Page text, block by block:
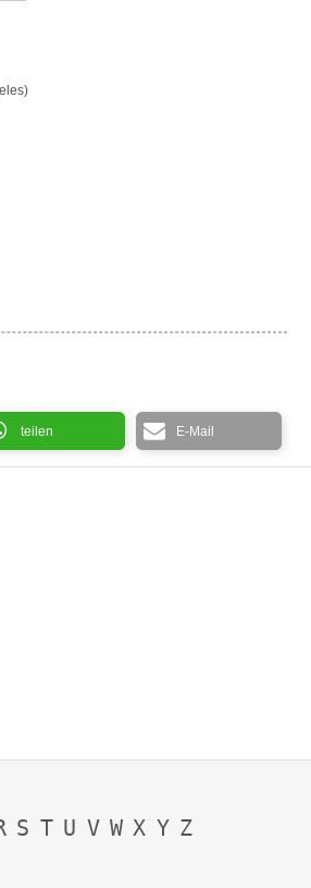
teilen E-Mail
S T U V W X Y Z